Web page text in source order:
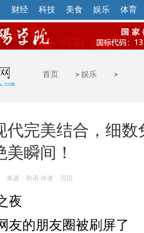
财经 科技 美食 娱乐 体育
首页 > 娱乐 >
代完美结合，细
美瞬间！
来源：和讯 作者：贝贝
夜
的朋友圈被刷屏了